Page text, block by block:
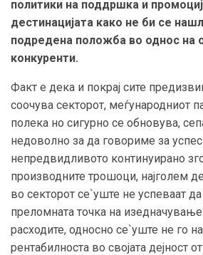
политики на поддршка и
дестинацијата како не би се
подредена положба во однос на
конкуренти.
Факт е дека и покрај сите
соочува секторот, меѓународниот
полека но сигурно се обновува,
недоволно за да говориме за
непредвидливото континуирано
производните трошоци, најголем
во секторот се`уште не успеваат
преломната точка на
расходите, односно се`уште не го
рентабилноста во својата дејност